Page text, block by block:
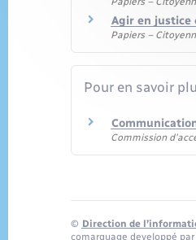
Agir en
Papiers –
Pour en savoir
Commission
© Direction de
comarquage developpé par